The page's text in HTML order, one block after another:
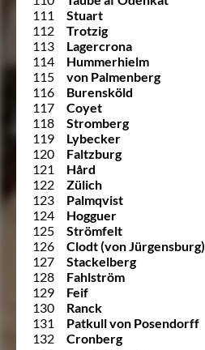
111
Stuart
112
Trotzig
113
Lagercrona
114
Hummerhielm
115
von Palmenberg
116
Burensköld
117
Coyet
118
Stromberg
119
Lybecker
120
Faltzburg
121
Hård
122
Zülich
123
Palmqvist
124
Hogguer
125
Strömfelt
126
Clodt (von Jürgensburg)
127
Stackelberg
128
Fahlström
129
Feif
130
Ranck
131
Patkull von Posendorff
132
Cronberg